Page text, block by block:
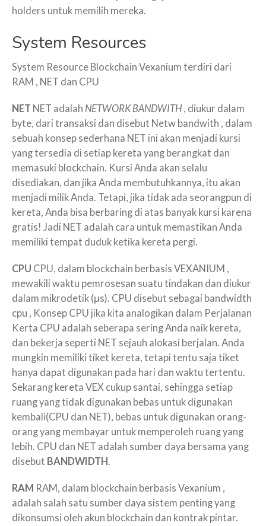
holders untuk memilih mereka.
System Resources
System Resource Blockchain Vexanium terdiri dari
RAM , NET dan CPU
NET NET adalah NETWORK BANDWITH , diukur dalam
byte, dari transaksi dan disebut Netw bandwith , dalam
sebuah konsep sederhana NET ini akan menjadi kursi
yang tersedia di setiap kereta yang berangkat dan
memasuki blockchain. Kursi Anda akan selalu
disediakan, dan jika Anda membutuhkannya, itu akan
menjadi milik Anda. Tetapi, jika tidak ada seorangpun di
kereta, Anda bisa berbaring di atas banyak kursi karena
gratis! Jadi NET adalah cara untuk memastikan Anda
memiliki tempat duduk ketika kereta pergi.
CPU CPU, dalam blockchain berbasis VEXANIUM ,
mewakili waktu pemrosesan suatu tindakan dan diukur
dalam mikrodetik (μs). CPU disebut sebagai bandwidth
cpu , Konsep CPU jika kita analogikan dalam Perjalanan
Kerta CPU adalah seberapa sering Anda naik kereta,
dan bekerja seperti NET sejauh alokasi berjalan. Anda
mungkin memiliki tiket kereta, tetapi tentu saja tiket
hanya dapat digunakan pada hari dan waktu tertentu.
Sekarang kereta VEX cukup santai, sehingga setiap
ruang yang tidak digunakan bebas untuk digunakan
kembali(CPU dan NET), bebas untuk digunakan orang-
orang yang membayar untuk memperoleh ruang yang
lebih. CPU dan NET adalah sumber daya bersama yang
disebut BANDWIDTH .
RAM RAM, dalam blockchain berbasis Vexanium ,
adalah salah satu sumber daya sistem penting yang
dikonsumsi oleh akun blockchain dan kontrak pintar.